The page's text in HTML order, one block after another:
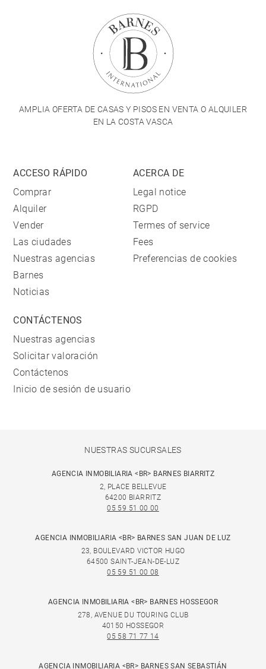
AMPLIA OFERTA DE CASAS Y PISOS EN VENTA O ALQUILER
EN LA COSTA VASCA
ACCESO RÁPIDO
Comprar
Alquiler
Vender
Las ciudades
Nuestras agencias
Barnes
Noticias
ACERCA DE
Legal notice
RGPD
Termes of service
Fees
Preferencias de cookies
CONTÁCTENOS
Nuestras agencias
Solicitar valoración
Contáctenos
Inicio de sesión de usuario
NUESTRAS SUCURSALES
AGENCIA INMOBILIARIA <BR> BARNES BIARRITZ
2, PLACE BELLEVUE
64200 BIARRITZ
05 59 51 00 00
AGENCIA INMOBILIARIA <BR> BARNES SAN JUAN DE LUZ
23, BOULEVARD VICTOR HUGO
64500 SAINT-JEAN-DE-LUZ
05 59 51 00 08
AGENCIA INMOBILIARIA <BR> BARNES HOSSEGOR
278, AVENUE DU TOURING CLUB
40150 HOSSEGOR
05 58 71 77 14
AGENCIA INMOBILIARIA <BR> BARNES SAN SEBASTIÁN